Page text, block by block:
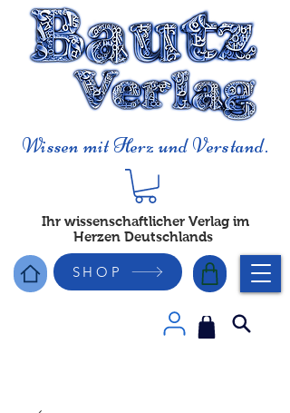
Wissen mit Herz und Verstand.
Ihr wissenschaftlicher Verlag im
Herzen Deutschlands
SHOP